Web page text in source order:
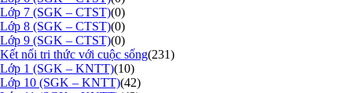
Lớp 7 (SGK – CTST)(0)
Lớp 8 (SGK – CTST)(0)
Lớp 9 (SGK – CTST)(0)
Kết nối tri thức với cuộc sống(231)
Lớp 1 (SGK – KNTT)(10)
Lớp 10 (SGK – KNTT)(42)